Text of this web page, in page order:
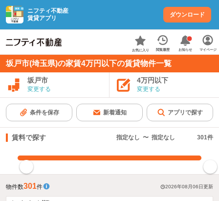
ニフティ不動産
賃貸アプリ
ダウンロード
お気に入り 閲覧履歴 お知らせ マイページ
坂戸市(埼玉県)の家賃4万円以下の賃貸物件一覧
坂戸市
変更する
4万円以下
変更する
条件を保存 新着通知 アプリで探す
賃料で探す 指定なし 〜 指定なし 301件
物件数301件 2026年08月06日更新